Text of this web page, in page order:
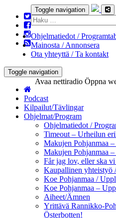
Toggle navigation
Haku:
Ohjelmatiedot /
Mainosta / Annonsera
Ota yhteyttä / Ta kontakt
Toggle navigation
Avaa nettiradio Öppna
Podcast
Kilpailut/Tävlingar
Ohjelmat/Program
Ohjelmatiedot /
Timeout – Urheilun
Makujen Pohjanmaa
Makujen Pohjanmaa
Får jag lov, eller ska vi
Kaupallinen yhteistyö
Koe Pohjanmaa /
Koe Pohjanmaa –
Aiheet/Ämnen
Yrittävä Rannikko-
Österbotten!